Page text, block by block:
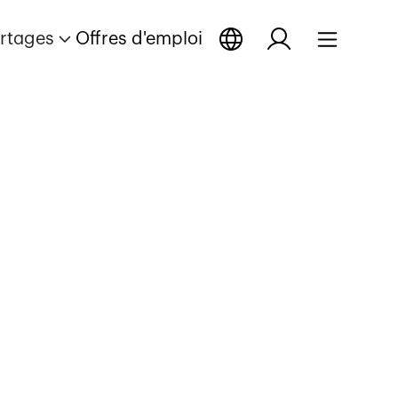
Offres d'emploi